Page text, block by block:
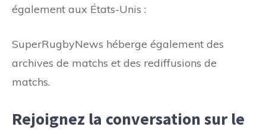
également aux États-Unis :
SuperRugbyNews héberge également des
archives de matchs et des rediffusions de
matchs.
Rejoignez la conversation sur le